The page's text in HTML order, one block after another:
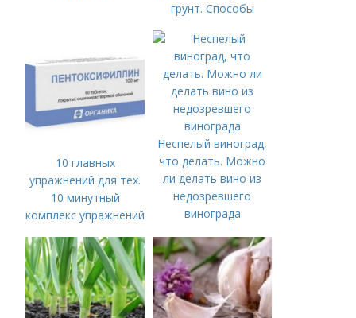
грунт. Способы
10 главных
упражнений для тех.
10 минутный
комплекс упражнений
времени на спорт
Неспелый виноград,
что делать. Можно
ли делать вино из
недозревшего
винограда